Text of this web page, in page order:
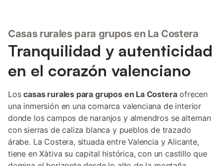
Casas rurales para grupos en La Costera
Tranquilidad y autenticidad
en el corazón valenciano
Loscasas rurales para grupos en La Costeraofrecen
una inmersión en una comarca valenciana de interior
donde los campos de naranjos y almendros se alternan
con sierras de caliza blanca y pueblos de trazado
árabe. La Costera, situada entre Valencia y Alicante,
tiene en Xàtiva su capital histórica, con un castillo que